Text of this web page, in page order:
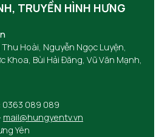
TRUYỀN HÌNH HƯNG
Hoài, Nguyễn Ngọc Luyện,
Khoa, Bùi Hải Đăng, Vũ Văn Mạnh,
0363 089 089
mail@hungyentv.vn
Yên